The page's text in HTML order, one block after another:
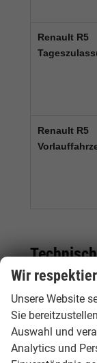
Renault R5
Renault R5
Merkmal
Fahrzeugtyp
Wir
Unsere Website
Sie
Auswahl und
Analytics und